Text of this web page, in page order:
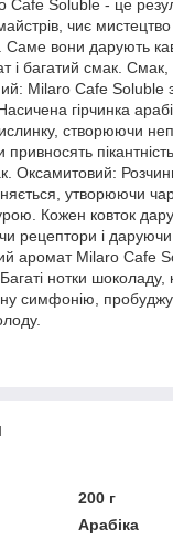
Cafe Soluble - це
чиє
Саме вони дарують
і багатий смак.
Milaro Cafe Soluble
Насичена гірчинка
створюючи
привносять
Оксамитовий:
утворюючи
Кожен ковток
рецептори і
аромат Milaro Cafe
нотки шоколаду,
симфонію,
200 г
Арабіка